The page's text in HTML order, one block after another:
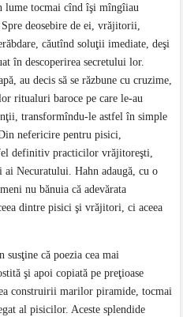
lume tocmai cînd îşi mîngîiau
deosebire de ei, vrăjitorii,
căutînd soluţii imediate, deşi
în descoperirea secretului lor.
au decis să se răzbune cu cruzime,
ritualuri baroce pe care le-au
transformîndu-le astfel în simple
nefericire pentru pisici,
definitiv practicilor vrăjitoreşti,
Necuratului. Hahn adaugă, cu o
nu bănuia că adevărata
dintre pisici şi vrăjitori, ci aceea
că poezia cea mai
şi apoi copiată pe preţioase
construirii marilor piramide, tocmai
al pisicilor. Aceste splendide